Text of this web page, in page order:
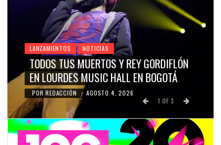
LANZAMIENTOS NOTICIAS
TODOS TUS MUERTOS Y REY GORDIFLÓN
EN LOURDES MUSIC HALL EN BOGOTÁ
POR REDACCIÓN / AGOSTO 4, 2026
1 OF3